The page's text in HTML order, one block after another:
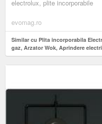
electrolux, plite incorporabile
evomag.ro
Similar cu Plita incorporabila
gaz, Arzator Wok, Aprindere
Dispozitiv siguranta, Gratare de